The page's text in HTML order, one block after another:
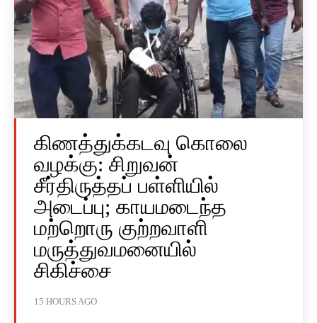
கிணத்துக்கடவு கொலை
வழக்கு: சிறுவன்
சீர்திருத்தப் பள்ளியில்
அடைப்பு; காயமடைந்த
மற்றொரு குற்றவாளி
மருத்துவமனையில்
சிகிச்சை
15 HOURS AGO